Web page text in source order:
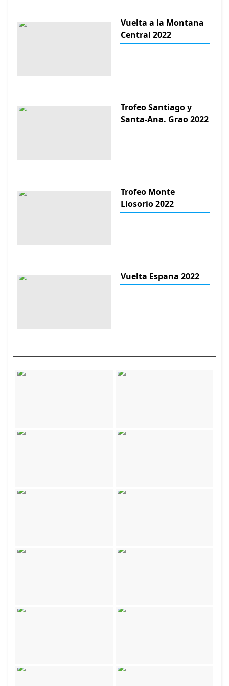
Vuelta a la Montana
Central 2022
Trofeo Santiago y
Santa-Ana. Grao 2022
Trofeo Monte
Llosorio 2022
Vuelta Espana 2022